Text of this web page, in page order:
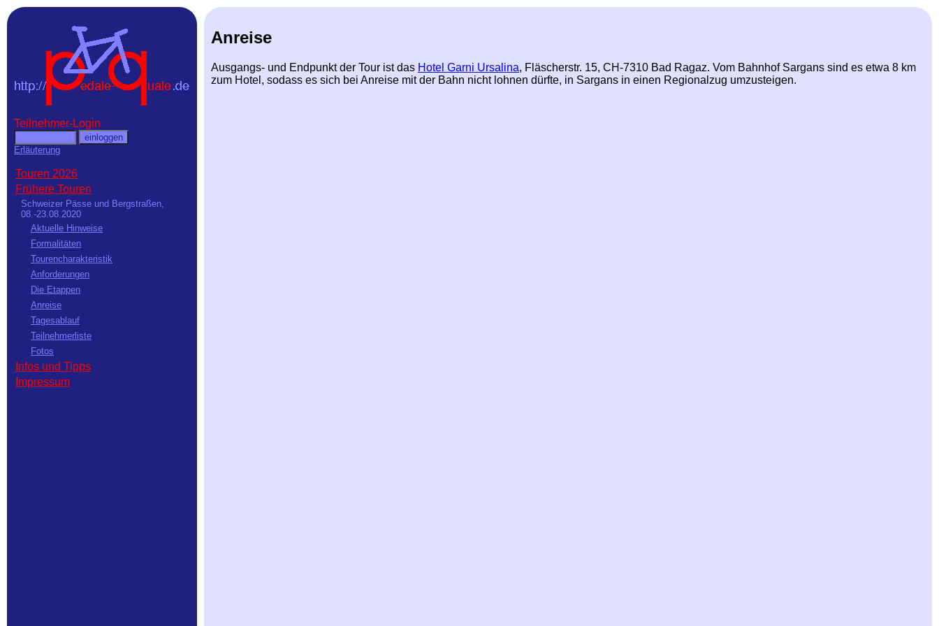
Anreise
Ausgangs- und Endpunkt der Tour ist das Hotel Garni Ursalina, Fläscherstr. 15, CH-7310 Bad Ragaz. Vom Bahnhof Sargans sind es etwa 8 km
zum Hotel, sodass es sich bei Anreise mit der Bahn nicht lohnen dürfte, in Sargans in einen Regionalzug umzusteigen.
Teilnehmer-Login
Erläuterung
Touren 2026
Frühere Touren
Schweizer Pässe und Bergstraßen,
08.-23.08.2020
Aktuelle Hinweise
Formalitäten
Tourencharakteristik
Anforderungen
Die Etappen
Anreise
Tagesablauf
Teilnehmerliste
Fotos
Infos und Tipps
Impressum